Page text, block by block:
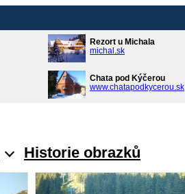
Rezort u Michala
michal.sk
Chata pod Kýčerou
www.chatapodkycerou.sk
Historie obrazků